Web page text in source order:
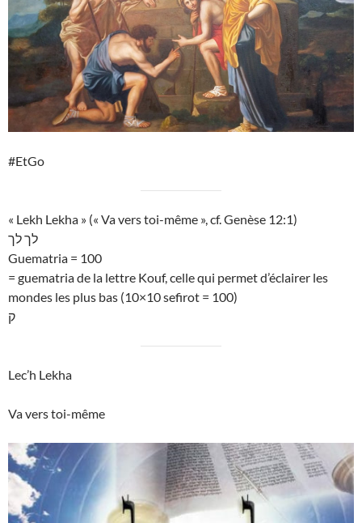
#EtGo
« Lekh Lekha » (« Va vers toi-même », cf. Genèse 12:1)
לך לך
Guematria = 100
= guematria de la lettre Kouf, celle qui permet d’éclairer les
mondes les plus bas (10×10 sefirot = 100)
ק
Lec’h Lekha
Va vers toi-même